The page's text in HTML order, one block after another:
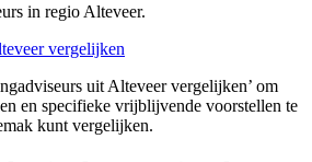
in regio Alteveer.
vergelijken
uit Alteveer vergelijken’ om
en specifieke vrijblijvende voorstellen te
kunt vergelijken.